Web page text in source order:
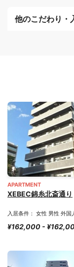
他のこだわり・
APARTMENT
XEBEC錦糸北斎通り
入居条件： 女性 男性 外国
¥162,000 -